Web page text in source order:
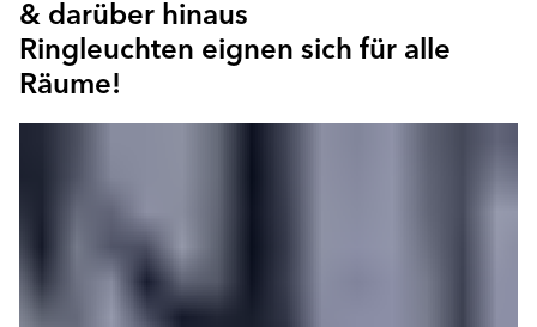
& darüber hinaus
Ringleuchten eignen sich für alle
Räume!